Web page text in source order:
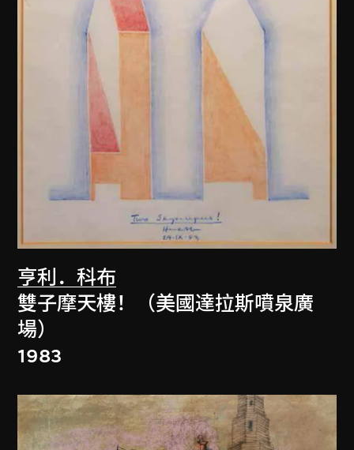
亨利．科布
雙子摩天樓！（美國達拉斯噴泉廣
場）
1983